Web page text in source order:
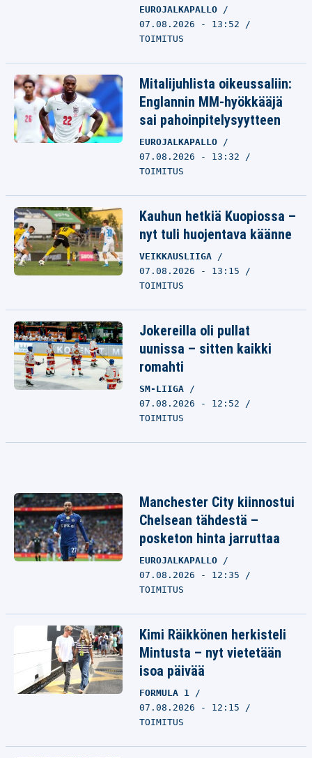
EUROJALKAPALLO
07.08.2026 - 13:52
TOIMITUS
Mitalijuhlista oikeussaliin:
Englannin MM-hyökkääjä
sai pahoinpitelysyytteen
EUROJALKAPALLO
07.08.2026 - 13:32
TOIMITUS
Kauhun hetkiä Kuopiossa –
nyt tuli huojentava käänne
VEIKKAUSLIIGA
07.08.2026 - 13:15
TOIMITUS
Jokereilla oli pullat
uunissa – sitten kaikki
romahti
SM-LIIGA
07.08.2026 - 12:52
TOIMITUS
Manchester City kiinnostui
Chelsean tähdestä –
posketon hinta jarruttaa
EUROJALKAPALLO
07.08.2026 - 12:35
TOIMITUS
Kimi Räikkönen herkisteli
Mintusta – nyt vietetään
isoa päivää
FORMULA 1
07.08.2026 - 12:15
TOIMITUS